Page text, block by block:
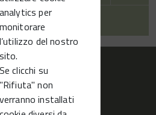
analytics per
monitorare
l’utilizzo del nostro
sito.
Se clicchi su
"Rifiuta" non
verranno installati
Veneto